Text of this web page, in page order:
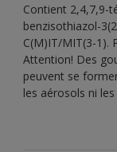
Contient 2,4,7,9-
benzisothiazol-
C(M)IT/MIT(3-1).
Attention! Des
peuvent se
les aérosols ni